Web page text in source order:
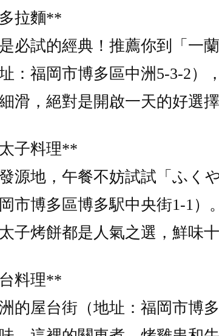
拉麵**
必試的經典！推薦你到「一
：福岡市博多區中洲5-3-2）
滑，絕對是開啟一天的好選擇
子料理**
源地，午餐不妨試試「ふく
市博多區博多駅中央街1-1）
子烤餅都是人氣之選，鮮味十
料理**
的屋台街（地址：福岡市博